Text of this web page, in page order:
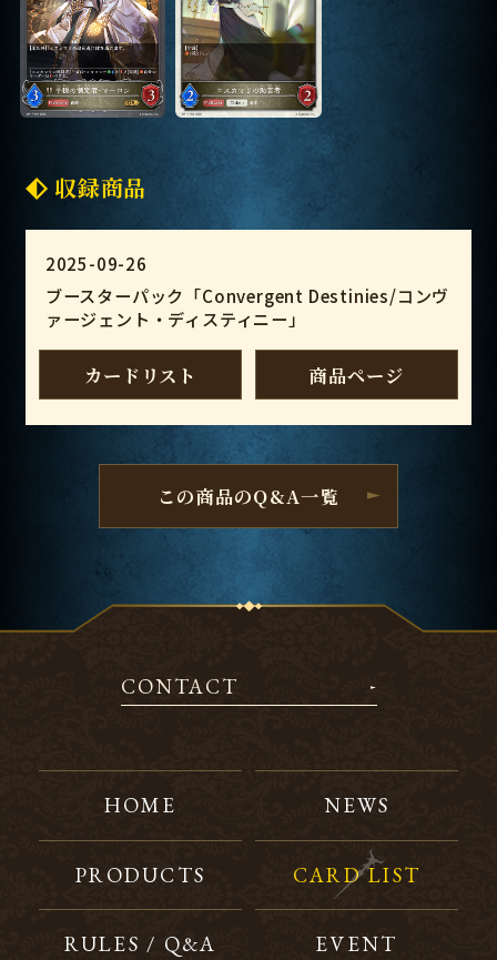
収録商品
2025-09-26
ブースターパック「Convergent Destinies/コンヴ
ァージェント・ディスティニー」
カードリスト 商品ページ
この商品のQ&A一覧
CONTACT
HOME NEWS
PRODUCTS CARD LIST
RULES / Q&A EVENT